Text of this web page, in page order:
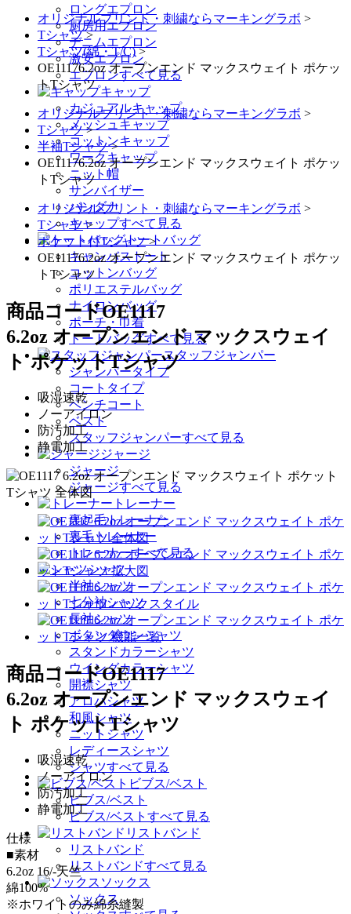
ロングエプロン
厨房用エプロン
デニムエプロン
激安エプロン
エプロンすべて見る
キャップ
カジュアルキャップ
メッシュキャップ
コットンキャップ
ワークキャップ
ニット帽
サンバイザー
バンダナ
キャップすべて見る
トートバッグ
キャンバストート
コットンバッグ
ポリエステルバッグ
ナイロンバッグ
ポーチ・巾着
トートバッグすべて見る
スタッフジャンパー
ジャンパータイプ
コートタイプ
ベンチコート
ベスト
スタッフジャンパーすべて見る
ジャージ
ジャージ
ジャージすべて見る
トレーナー
裏起毛トレーナー
裏毛トレーナー
トレーナーすべて見る
シャツ
半袖シャツ
七分袖シャツ
長袖シャツ
ボタンダウンシャツ
スタンドカラーシャツ
ウイングカラーシャツ
開襟シャツ
アロハシャツ
和風シャツ
ニットシャツ
レディースシャツ
シャツすべて見る
ビブス/ベスト
ビブス/ベスト
ビブス/ベストすべて見る
リストバンド
リストバンド
リストバンドすべて見る
ソックス
ソックス
オリジナルプリント・刺繍ならマーキングラボ >
Tシャツ >
Tシャツ(綿・T/C) >
OE11176.2oz オープンエンド マックスウェイト ポケッ
トTシャツ
オリジナルプリント・刺繍ならマーキングラボ >
Tシャツ >
半袖Tシャツ >
OE11176.2oz オープンエンド マックスウェイト ポケッ
トTシャツ
オリジナルプリント・刺繍ならマーキングラボ >
Tシャツ >
ポケット付Tシャツ >
OE11176.2oz オープンエンド マックスウェイト ポケッ
トTシャツ
商品コードOE1117
6.2oz オープンエンド マックスウェイ
ト ポケットTシャツ
吸湿速乾
ノーアイロン
防汚加工
静電加工
商品コードOE1117
6.2oz オープンエンド マックスウェイ
ト ポケットTシャツ
吸湿速乾
ノーアイロン
防汚加工
静電加工
仕様
■素材
6.2oz 16/-天竺
綿100%
※ホワイトのみ綿糸縫製